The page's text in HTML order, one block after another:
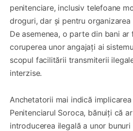
penitenciare, inclusiv telefoane
droguri, dar și pentru
De asemenea, o parte din bani
coruperea unor angajați ai
scopul facilitării transmiterii
interzise.
Anchetatorii mai indică
Penitenciarul Soroca, bănuiți că
introducerea ilegală a unor